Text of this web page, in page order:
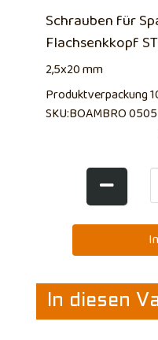
Schrauben für
Flachsenkkopf
2,5x20 mm
Produktverpackung
SKU:BOAMBRO
In diesen